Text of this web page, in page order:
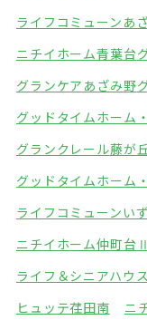
ライフコミューンあ
ニチイホーム青葉台
グランケアあざみ野
グッドタイムホーム
グランクレール藤が
グッドタイムホーム
ライフコミューンい
ニチイホーム仲町台
ライフ＆シニアハウ
ヒュッテ荏田南
ニ